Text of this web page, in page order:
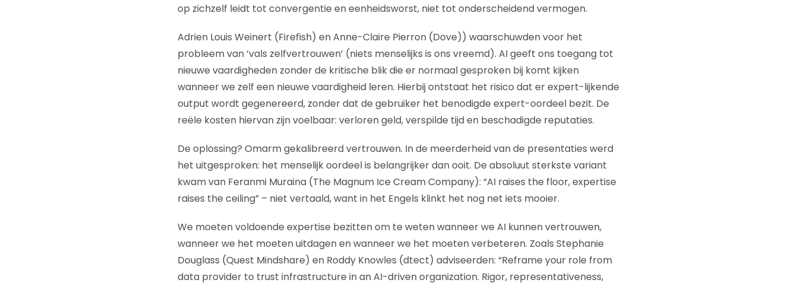
op zichzelf leidt tot convergentie en eenheidsworst, niet tot onderscheidend vermogen.
Adrien Louis Weinert (Firefish) en Anne-Claire Pierron (Dove)) waarschuwden voor het
probleem van ‘vals zelfvertrouwen’ (niets menselijks is ons vreemd). AI geeft ons toegang tot
nieuwe vaardigheden zonder de kritische blik die er normaal gesproken bij komt kijken
wanneer we zelf een nieuwe vaardigheid leren. Hierbij ontstaat het risico dat er expert-lijkende
output wordt gegenereerd, zonder dat de gebruiker het benodigde expert-oordeel bezit. De
reële kosten hiervan zijn voelbaar: verloren geld, verspilde tijd en beschadigde reputaties.
De oplossing? Omarm gekalibreerd vertrouwen. In de meerderheid van de presentaties werd
het uitgesproken: het menselijk oordeel is belangrijker dan ooit. De absoluut sterkste variant
kwam van Feranmi Muraina (The Magnum Ice Cream Company): “AI raises the floor, expertise
raises the ceiling” – niet vertaald, want in het Engels klinkt het nog net iets mooier.
We moeten voldoende expertise bezitten om te weten wanneer we AI kunnen vertrouwen,
wanneer we het moeten uitdagen en wanneer we het moeten verbeteren. Zoals Stephanie
Douglass (Quest Mindshare) en Roddy Knowles (dtect) adviseerden: “Reframe your role from
data provider to trust infrastructure in an AI-driven organization. Rigor, representativeness,